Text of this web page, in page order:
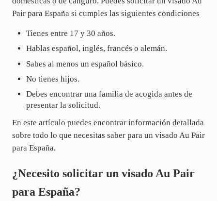
Pair para España si cumples las siguientes condiciones
Tienes entre 17 y 30 años.
Hablas español, inglés, francés o alemán.
Sabes al menos un español básico.
No tienes hijos.
Debes encontrar una familia de acogida antes de
presentar la solicitud.
En este artículo puedes encontrar información detallada
sobre todo lo que necesitas saber para un visado Au Pair
para España.
¿Necesito solicitar un visado Au Pair
para España?